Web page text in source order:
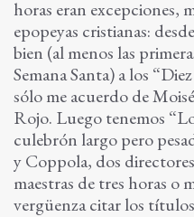
horas eran excepciones,
epopeyas cristianas:
bien (al menos las
Semana Santa) a los
sólo me acuerdo de
Rojo. Luego tenemos
culebrón largo pero
y Coppola, dos
maestras de tres horas o
vergüenza citar los